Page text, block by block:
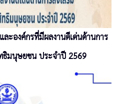
ะองค์กรที่มีผลงานดีเด่นด้านการ
ธิมนุษยชน ประจำปี 2569